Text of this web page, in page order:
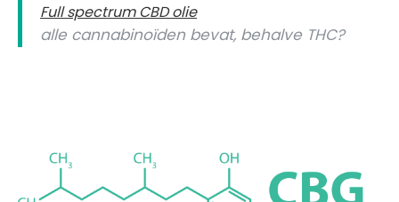
Full spectrum CBD olie
alle cannabinoïden bevat, behalve THC?